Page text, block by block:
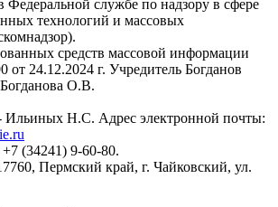
Федеральной службе по надзору в сфере
технологий и массовых
средств массовой информации
24.12.2024 г. Учредитель Богданов
О.В.
Ильиных Н.С. Адрес электронной почты:
(34241) 9-60-80.
Пермский край, г. Чайковский, ул.